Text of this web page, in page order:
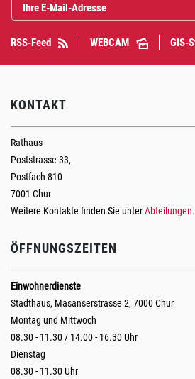
RSS-Feed WEBCAM GIS-
KONTAKT
Rathaus
Poststrasse 33,
Postfach 810
7001 Chur
Weitere Kontakte finden Sie unterAbteilungen.
ÖFFNUNGSZEITEN
Einwohnerdienste
Stadthaus, Masanserstrasse 2, 7000 Chur
Montag und Mittwoch
08.30 - 11.30 / 14.00 - 16.30 Uhr
Dienstag
08.30 - 11.30 Uhr